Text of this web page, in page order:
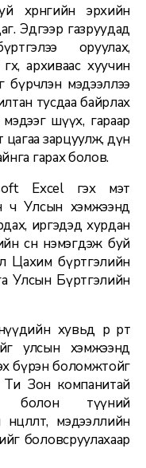
эрхийн
Эдгээр газруудад
оруулах,
архиваас хуучин
бүрчлэн мэдээллээ
тусдаа байрлах
шүүх, гараар
цагаа зарцуулж, дүн
гарах болов.
Excel гэх мэт
ч Улсын хэмжээнд
иргэдэд хурдан
өсөн нэмэгдэж буй
Цахим бүртгэлийн
Улсын Бүртгэлийн
хувьд өөрөө өөртөө
улсын хэмжээнд
бүрэн боломжтойг
Ти Зон компанитай
болон түүний
мэдээллийн
боловсруулахаар